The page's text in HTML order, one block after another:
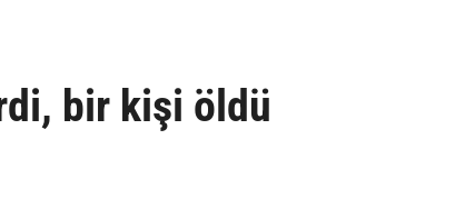
bir kişi öldü